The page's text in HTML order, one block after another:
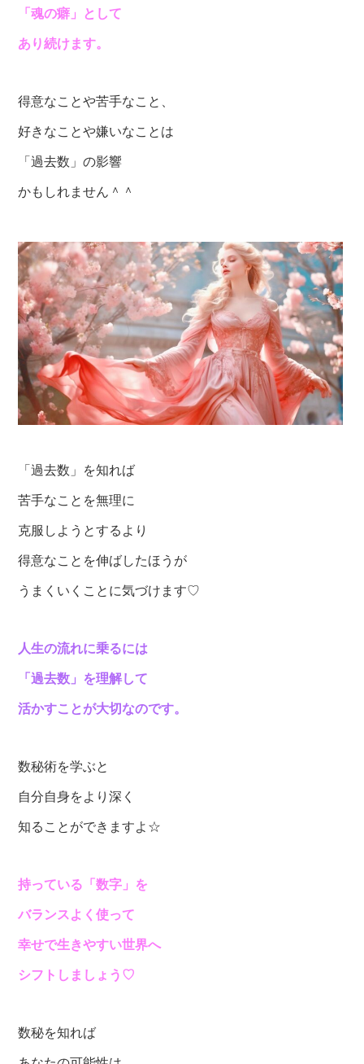
「魂の癖」として
あり続けます。
得意なことや苦手なこと、
好きなことや嫌いなことは
「過去数」の影響
かもしれません＾＾
「過去数」を知れば
苦手なことを無理に
克服しようとするより
得意なことを伸ばしたほうが
うまくいくことに気づけます♡
人生の流れに乗るには
「過去数」を理解して
活かすことが大切なのです。
数秘術を学ぶと
自分自身をより深く
知ることができますよ☆
持っている「数字」を
バランスよく使って
幸せで生きやすい世界へ
シフトしましょう♡
数秘を知れば